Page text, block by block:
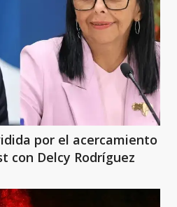
por el acercamiento
con Delcy Rodríguez